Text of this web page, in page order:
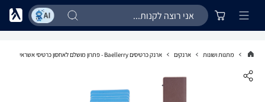
מתנות ושונות ארנקים ארנק כרטיסים Baellerry - פתרון מושלם לאחסון כרטיסי אשראי